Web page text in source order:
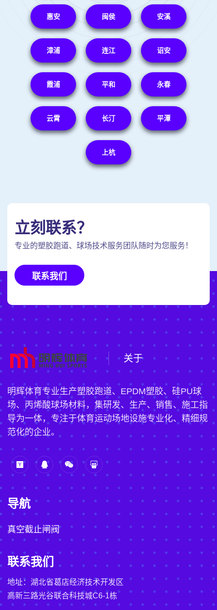
惠安 闽侯 安溪
漳浦 连江 诏安
霞浦 平和 永春
云霄 长汀 平潭
上杭
立刻联系？
专业的塑胶跑道、球场技术服务团队随时为您服务！
联系我们
关于
明辉体育专业生产塑胶跑道、EPDM塑胶、硅PU球
场、丙烯酸球场材料，集研发、生产、销售、施工指
导为一体，专注于体育运动场地设施专业化、精细规
范化的企业。
导航
真空截止闸阀
联系我们
地址：湖北省葛店经济技术开发区
高新三路光谷联合科技城C6-1栋